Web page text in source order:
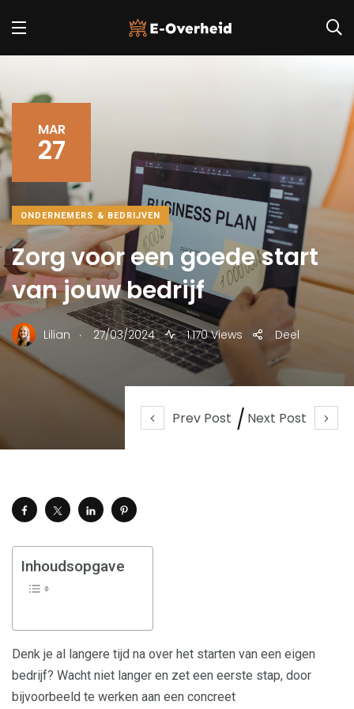
Prev Post Next Post
MAR
27
ONDERNEMERS & BEDRIJVEN
Zorg voor een goede start
van jouw bedrijf
Lilian . 27/03/2024 1.170 Views Deel
Inhoudsopgave
Denk je al langere tijd na over het starten van een eigen
bedrijf? Wacht niet langer en zet een eerste stap, door
bijvoorbeeld te werken aan een concreet